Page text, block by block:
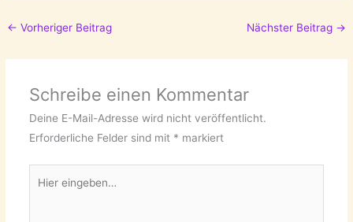
← Vorheriger Beitrag Nächster Beitrag →
Schreibe einen Kommentar
Deine E-Mail-Adresse wird nicht veröffentlicht.
Erforderliche Felder sind mit * markiert
eingeben…